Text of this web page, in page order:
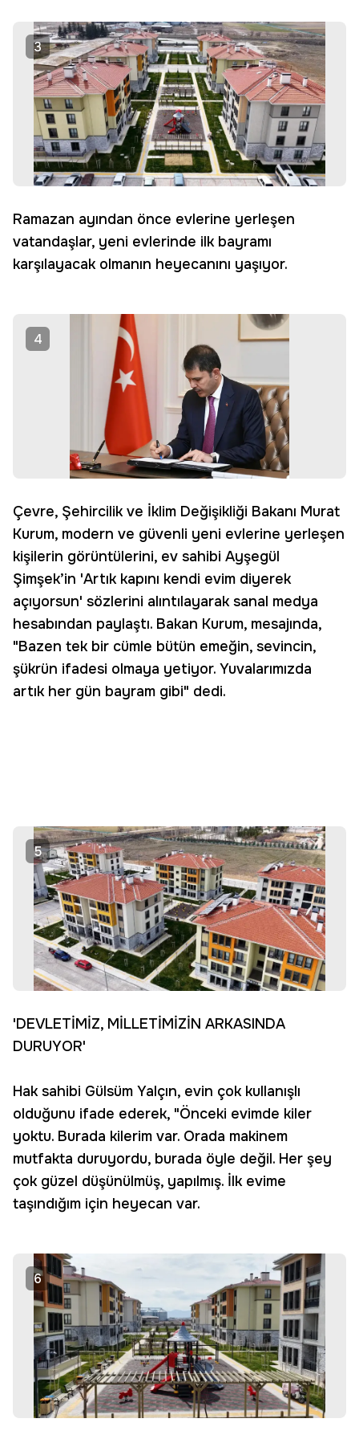
3
Ramazan ayından önce evlerine yerleşen
vatandaşlar, yeni evlerinde ilk bayramı
karşılayacak olmanın heyecanını yaşıyor.
4
Çevre, Şehircilik ve İklim Değişikliği Bakanı Murat
Kurum, modern ve güvenli yeni evlerine yerleşen
kişilerin görüntülerini, ev sahibi Ayşegül
Şimşek’in 'Artık kapını kendi evim diyerek
açıyorsun' sözlerini alıntılayarak sanal medya
hesabından paylaştı. Bakan Kurum, mesajında,
"Bazen tek bir cümle bütün emeğin, sevincin,
şükrün ifadesi olmaya yetiyor. Yuvalarımızda
artık her gün bayram gibi" dedi.
5
'DEVLETİMİZ, MİLLETİMİZİN ARKASINDA
DURUYOR'
Hak sahibi Gülsüm Yalçın, evin çok kullanışlı
olduğunu ifade ederek, "Önceki evimde kiler
yoktu. Burada kilerim var. Orada makinem
mutfakta duruyordu, burada öyle değil. Her şey
çok güzel düşünülmüş, yapılmış. İlk evime
taşındığım için heyecan var.
6